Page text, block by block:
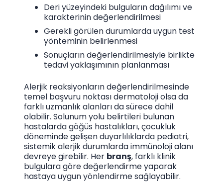
Deri yüzeyindeki bulguların dağılımı ve
karakterinin değerlendirilmesi
Gerekli görülen durumlarda uygun test
yönteminin belirlenmesi
Sonuçların değerlendirilmesiyle birlikte
tedavi yaklaşımının planlanması
Alerjik reaksiyonların değerlendirilmesinde
temel başvuru noktası dermatoloji olsa da
farklı uzmanlık alanları da sürece dahil
olabilir. Solunum yolu belirtileri bulunan
hastalarda göğüs hastalıkları, çocukluk
döneminde gelişen duyarlılıklarda pediatri,
sistemik alerjik durumlarda immünoloji alanı
devreye girebilir. Her branş, farklı klinik
bulgulara göre değerlendirme yaparak
hastaya uygun yönlendirme sağlayabilir.